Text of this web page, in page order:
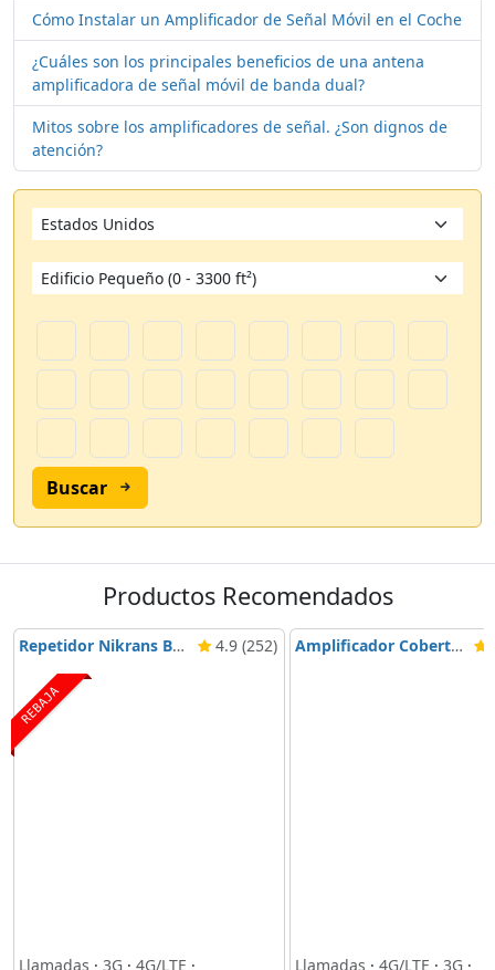
Cómo Instalar un Amplificador de Señal Móvil en el Coche
¿Cuáles son los principales beneficios de una antena
amplificadora de señal móvil de banda dual?
Mitos sobre los amplificadores de señal. ¿Son dignos de
atención?
Buscar
Productos Recomendados
Repetidor Nikrans BD-3000 5G & 4G 4.9 (252)
REBAJA
Llamadas · 3G · 4G/LTE ·
Amplificador Cobertura Móvil Nikrans NS-3000-Voice, 3G & 4G
Llamadas · 4G/LTE · 3G ·